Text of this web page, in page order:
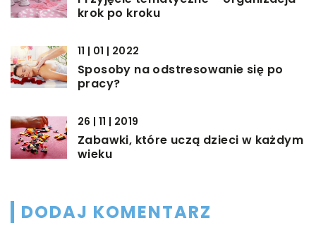
krok po kroku
11 | 01 | 2022
Sposoby na odstresowanie się po
pracy?
26 | 11 | 2019
Zabawki, które uczą dzieci w każdym
wieku
DODAJ KOMENTARZ